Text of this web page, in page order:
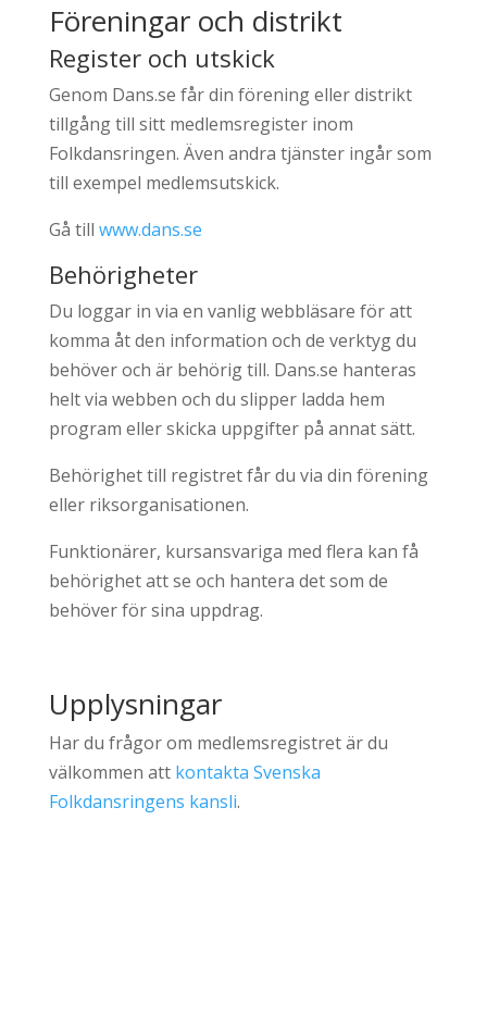
Föreningar och distrikt
Register och utskick
Genom Dans.se får din förening eller distrikt
tillgång till sitt medlemsregister inom
Folkdansringen. Även andra tjänster ingår som
till exempel medlemsutskick.
Gå till www.dans.se
Behörigheter
Du loggar in via en vanlig webbläsare för att
komma åt den information och de verktyg du
behöver och är behörig till. Dans.se hanteras
helt via webben och du slipper ladda hem
program eller skicka uppgifter på annat sätt.
Behörighet till registret får du via din förening
eller riksorganisationen.
Funktionärer, kursansvariga med flera kan få
behörighet att se och hantera det som de
behöver för sina uppdrag.
Upplysningar
Har du frågor om medlemsregistret är du
välkommen att kontakta Svenska
Folkdansringens kansli.